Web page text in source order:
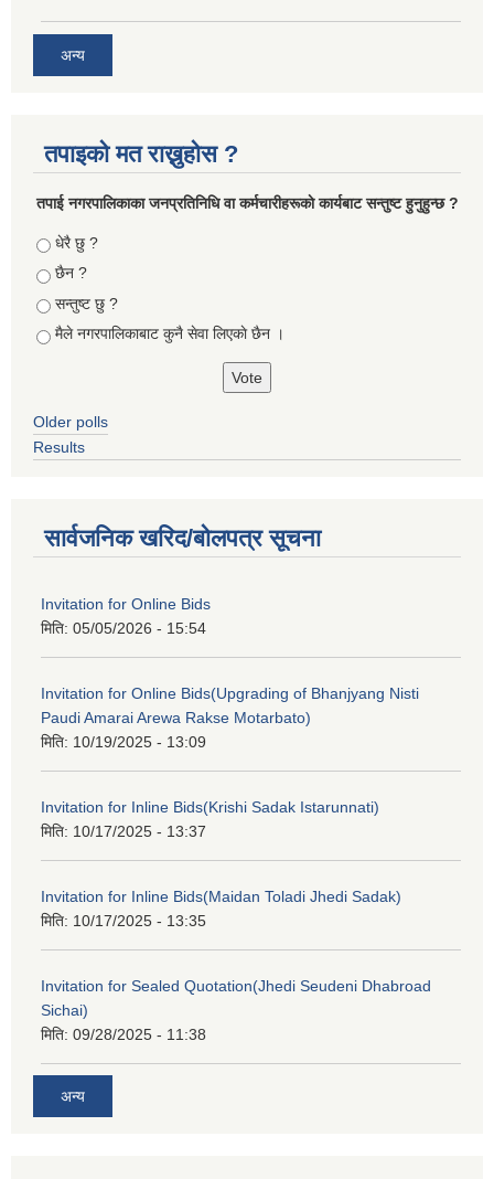
अन्य
तपाइको मत राख्नुहोस ?
तपा‌ई नगरपालिकाका जनप्रतिनिधि वा कर्मचारीहरूकाे कार्यबाट सन्तुष्ट हुनुहुन्छ ?
Choices
धेरै छु ?
छैन ?
सन्तुष्ट छु ?
मैले नगरपालिकाबाट कुनै सेवा लिएकाे छैन ।
Older polls
Results
सार्वजनिक खरिद/बोलपत्र सूचना
Invitation for Online Bids
मिति: 05/05/2026 - 15:54
Invitation for Online Bids(Upgrading of Bhanjyang Nisti
Paudi Amarai Arewa Rakse Motarbato)
मिति: 10/19/2025 - 13:09
Invitation for Inline Bids(Krishi Sadak Istarunnati)
मिति: 10/17/2025 - 13:37
Invitation for Inline Bids(Maidan Toladi Jhedi Sadak)
मिति: 10/17/2025 - 13:35
Invitation for Sealed Quotation(Jhedi Seudeni Dhabroad
Sichai)
मिति: 09/28/2025 - 11:38
अन्य